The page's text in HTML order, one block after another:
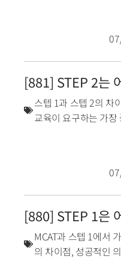
[881] STEP 2는
스텝 1과 스텝 2의 차
교육이 요구하는 가장
[880] STEP 1은
MCAT과 스텝 1에서
의 차이점, 성공적인